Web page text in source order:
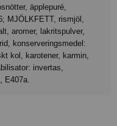
äpplepuré,
MJÖLKFETT, rismjöl,
aromer, lakritspulver,
konserveringsmedel:
kol, karotener, karmin,
invertas,
E407a.